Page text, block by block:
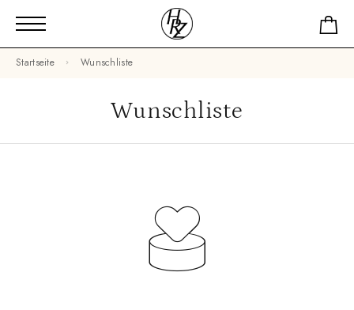
Startseite Wunschliste
Wunschliste